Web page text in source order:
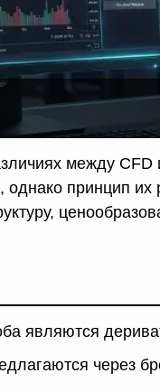
между
однако принцип
являются
через